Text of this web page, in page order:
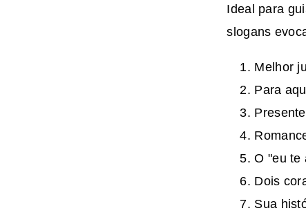
Ideal para
slogans
Melhor
Para
O "eu te
Dois
Sua